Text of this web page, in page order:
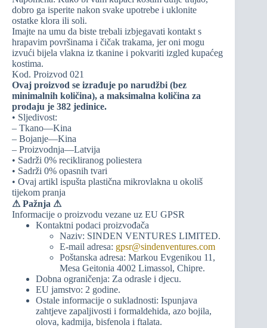
dobro ga isperite nakon svake upotrebe i uklonite
ostatke klora ili soli.
Imajte na umu da biste trebali izbjegavati kontakt s
hrapavim površinama i čičak trakama, jer oni mogu
izvući bijela vlakna iz tkanine i pokvariti izgled kupaćeg
kostima.
Kod. Proizvod 021
Ovaj proizvod se izrađuje po narudžbi (bez
minimalnih količina), a maksimalna količina za
prodaju je 382 jedinice.
• Sljedivost:
– Tkano—Kina
– Bojanje—Kina
– Proizvodnja—Latvija
• Sadrži 0% recikliranog poliestera
• Sadrži 0% opasnih tvari
• Ovaj artikl ispušta plastična mikrovlakna u okoliš
tijekom pranja
⚠ Pažnja ⚠
Informacije o proizvodu vezane uz EU GPSR
Kontaktni podaci proizvođača
Naziv: SINDEN VENTURES LIMITED.
E-mail adresa: gpsr@sindenventures.com
Poštanska adresa: Markou Evgenikou 11,
Mesa Geitonia 4002 Limassol, Chipre.
Dobna ograničenja: Za odrasle i djecu.
EU jamstvo: 2 godine.
Ostale informacije o sukladnosti: Ispunjava
zahtjeve zapaljivosti i formaldehida, azo bojila,
olova, kadmija, bisfenola i ftalata.